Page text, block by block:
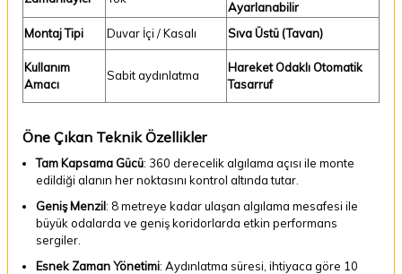
Ayarlanabilir
Montaj Tipi
Duvar İçi / Kasalı Sıva Üstü (Tavan)
Kullanım
Amacı
Sabit aydınlatma
Hareket Odaklı Otomatik
Tasarruf
Öne Çıkan Teknik Özellikler
Tam Kapsama Gücü: 360 derecelik algılama açısı ile monte
edildiği alanın her noktasını kontrol altında tutar.
Geniş Menzil: 8 metreye kadar ulaşan algılama mesafesi ile
büyük odalarda ve geniş koridorlarda etkin performans
sergiler.
Esnek Zaman Yönetimi: Aydınlatma süresi, ihtiyaca göre 10